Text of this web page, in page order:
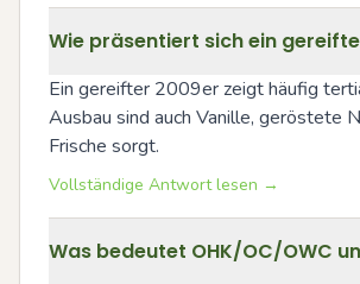
Wie präsentiert sich ein
Ein gereifter 2009er zeigt häufig
Ausbau sind auch Vanille, geröstete
Frische sorgt.
Vollständige Antwort lesen →
Was bedeutet OHK/OC/OWC